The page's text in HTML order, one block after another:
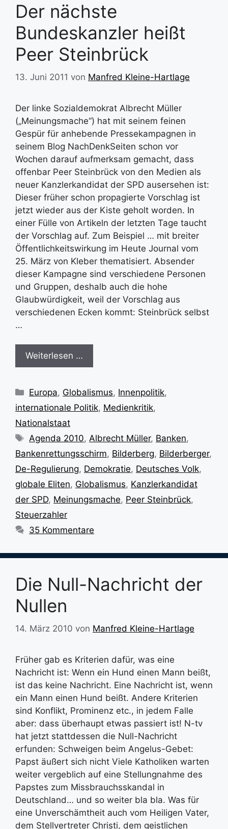
Der nächste
Bundeskanzler heißt
Peer Steinbrück
13. Juni 2011 von Manfred Kleine-Hartlage
Der linke Sozialdemokrat Albrecht Müller
(„Meinungsmache“) hat mit seinem feinen
Gespür für anhebende Pressekampagnen in
seinem Blog NachDenkSeiten schon vor
Wochen darauf aufmerksam gemacht, dass
offenbar Peer Steinbrück von den Medien als
neuer Kanzlerkandidat der SPD ausersehen ist:
Dieser früher schon propagierte Vorschlag ist
jetzt wieder aus der Kiste geholt worden. In
einer Fülle von Artikeln der letzten Tage taucht
der Vorschlag auf. Zum Beispiel … mit breiter
Öffentlichkeitswirkung im Heute Journal vom
25. März von Kleber thematisiert. Absender
dieser Kampagne sind verschiedene Personen
und Gruppen, deshalb auch die hohe
Glaubwürdigkeit, weil der Vorschlag aus
verschiedenen Ecken kommt: Steinbrück selbst
…
Weiterlesen …
Kategorien
Europa, Globalismus, Innenpolitik,
internationale Politik, Medienkritik,
Nationalstaat
Schlagwörter
Agenda 2010,Albrecht Müller, Banken,
Bankenrettungsschirm, Bilderberg, Bilderberger,
De-Regulierung, Demokratie, Deutsches Volk,
globale Eliten, Globalismus, Kanzlerkandidat
der SPD, Meinungsmache, Peer Steinbrück,
Steuerzahler
35 Kommentare
Die Null-Nachricht der
Nullen
14. März 2010 von Manfred Kleine-Hartlage
Früher gab es Kriterien dafür, was eine
Nachricht ist: Wenn ein Hund einen Mann beißt,
ist das keine Nachricht. Eine Nachricht ist, wenn
ein Mann einen Hund beißt. Andere Kriterien
sind Konflikt, Prominenz etc., in jedem Falle
aber: dass überhaupt etwas passiert ist! N-tv
hat jetzt stattdessen die Null-Nachricht
erfunden: Schweigen beim Angelus-Gebet:
Papst äußert sich nicht Viele Katholiken warten
weiter vergeblich auf eine Stellungnahme des
Papstes zum Missbrauchsskandal in
Deutschland… und so weiter bla bla. Was für
eine Unverschämtheit auch vom Heiligen Vater,
dem Stellvertreter Christi, dem geistlichen